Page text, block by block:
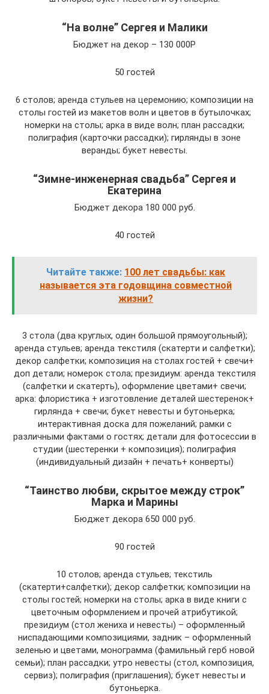
“На волне” Сергея и Малики
Бюджет на декор – 130 000Р
50 гостей
6 столов; аренда стульев на церемонию; композиции на
столы гостей из макетов волн и цветов в бутылочках;
номерки на столы; арка в виде волн; план рассадки;
полиграфия (карточки рассадки); гирлянды в зоне
веранды; букет невесты.
“Зимне-инженерная свадьба” Сергея и
Екатерина
Бюджет декора 180 000 руб.
40 гостей
Читайте также: 100 лет свадьбы: как
называется эта годовщина совместной
жизни?
3 стола (два круглых, один большой прямоугольный);
аренда стульев; аренда текстиля (скатерти и салфетки);
декор салфетки; композиция на столах гостей + свечи+
доп детали; номерок стола; президиум: аренда текстиля
(салфетки и скатерть), оформление цветами+ свечи;
арка: флористика + изготовление деталей шестеренок+
гирлянда + свечи; букет невесты и бутоньерка;
интерактивная доска для пожеланий; рамки с
различными фактами о гостях; детали для фотосессии в
студии (шестеренки + композиция); полиграфия
(индивидуальный дизайн + печать+ конверты)
“Таинство любви, скрытое между строк”
Марка и Марины
Бюджет декора 650 000 руб.
90 гостей
10 столов; аренда стульев; текстиль
(скатерти+салфетки); декор салфетки; композиции на
столы гостей; номерки на столы; арка в виде книги с
цветочным оформлением и прочей атрибутикой;
президиум (стол жениха и невесты) – оформленный
ниспадающими композициями, задник – оформленный
зеленью и цветами, монограмма (фамильный герб новой
семьи); план рассадки; утро невесты (стол, композиция,
сервиз); полиграфия (приглашения); букет невесты и
бутоньерка.